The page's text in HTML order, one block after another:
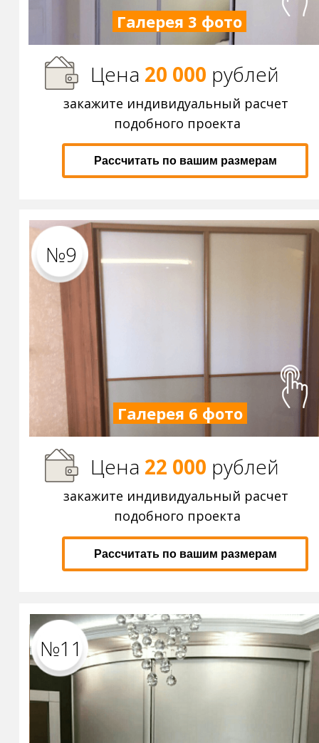
Цена 22 000 рублей
закажите индивидуальный расчет
подобного проекта
Рассчитать по вашим размерам
Цена 20 000 рублей
Рассчитать по вашим размерам
закажите индивидуальный расчет
подобного проекта
Галерея 6 фото
№11
Галерея 3 фото
№9